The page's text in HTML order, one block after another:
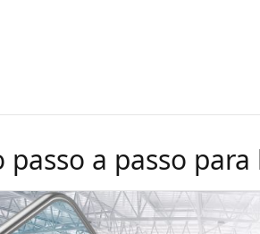
passo a passo